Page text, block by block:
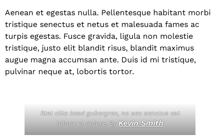
Aenean et egestas nulla. Pellentesque habitant morbi
tristique senectus et netus et malesuada fames ac
turpis egestas. Fusce gravida, ligula non molestie
tristique, justo elit blandit risus, blandit maximus
augue magna accumsan ante. Duis id mi tristique,
pulvinar neque at, lobortis tortor.
Stet clita kasd gubergren, no sea sanctus est
labore et dolore. ByKevin Smith